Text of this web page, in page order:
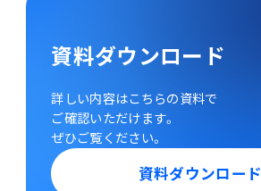
資料ダウンロード
詳しい内容はこちらの資料で
ご確認いただけます。
ぜひご覧ください。
資料ダウンロード